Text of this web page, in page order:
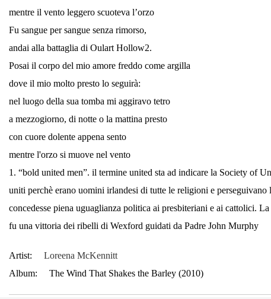
mentre il vento leggero scuoteva l’orzo
Fu sangue per sangue senza rimorso,
andai alla battaglia di Oulart Hollow2.
Posai il corpo del mio amore freddo come argilla
dove il mio molto presto lo seguirà:
nel luogo della sua tomba mi aggiravo tetro
a mezzogiorno, di notte o la mattina presto
con cuore dolente appena sento
mentre l'orzo si muove nel vento
1. “bold united men”. il termine united sta ad indicare la Society of
uniti perchè erano uomini irlandesi di tutte le religioni e
concedesse piena uguaglianza politica ai presbiteriani e ai cattolici.
fu una vittoria dei ribelli di Wexford guidati da Padre John Murphy
Artist:
Loreena McKennitt
Album:
The Wind That Shakes the Barley (2010)